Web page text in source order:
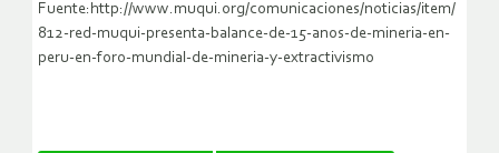
Fuente:http://www.muqui.org/comunicaciones/noticias/item/
812-red-muqui-presenta-balance-de-15-anos-de-mineria-en-
peru-en-foro-mundial-de-mineria-y-extractivismo